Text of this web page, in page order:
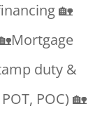
🏡
duty &
POC) 🏡